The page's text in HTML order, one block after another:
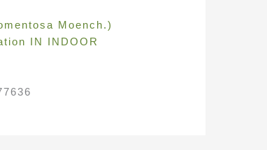
Moench.)
IN INDOOR